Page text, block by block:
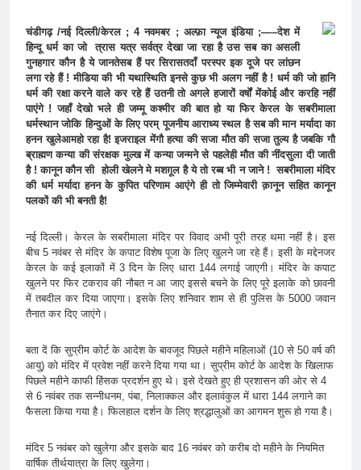
चंडीगढ़ /नई दिल्ली/केरल ; 4 नवमबर ; अल्फ़ा न्यूज इंडिया ;—–देश में
हिन्दू धर्म का जो त्रास यत्र सर्वत्र देखा जा रहा है उस सब का असली
गुनहगार कौन है ये जानतेसब हैं पर सिरासतदाँ परस्पर इक दूजे पर लांछन
लगा रहे हैं ! मीडिया की भी यथास्थिति इनसे कुछ भी अलग नहीं है ! धर्म की जो हानि
धर्म की रक्षा करने वाले कर रहे हैं उतनी तो अगले हजारों वर्षों मेंकोई और करहि नहीं
पाएंगे ! जहाँ देखो भले ही जम्मू कश्मीर की बात हो या फिर केरल के सबरीमाला
धर्मस्थान जोकि हिन्दुओं के लिए परम् पूजनीय आराध्य स्थल है सब की मान मर्यादा का
हनन खुलेआमहो रहा है! इजराइल मेंगौ हत्या की सजा मौत की सजा तुल्य है जबकि गौ
ब्राह्मण कन्या की संरक्षक मुल्ख में कन्या जन्मने से पहलेही मौत की नींदसुला दी जाती
है ! कानून कौन सी होली खेलने मे मशग़ूल है ये तो रब्ब भी न जाने ! सबरीमाला मंदिर
की धर्म मर्यादा हनन के कुपित परिणाम आएंगे ही तो जिम्मेवारी क़ानून सहित कानून
पलकों की भी बनती है!
नई दिल्ली। केरल के सबरीमाला मंदिर पर विवाद अभी पूरी तरह थमा नहीं है। इस
बीच 5 नवंबर से मंदिर के कपाट विशेष पूजा के लिए खुलने जा रहे हैं। इसी के मद्देनजर
केरल के कई इलाकों में 3 दिन के लिए धारा 144 लगाई जाएगी। मंदिर के कपाट
खुलने पर फिर टकराव की नौबत न आ जाए इससे बचने के लिए पूरे इलाके को छावनी
में तबदील कर दिया जाएगा। इसके लिए शनिवार शाम से ही पुलिस के 5000 जवान
तैनात कर दिए जाएंगे।
बता दें कि सुप्रीम कोर्ट के आदेश के बावजूद पिछले महीने महिलाओं (10 से 50 वर्ष की
आयु) को मंदिर में प्रवेश नहीं करने दिया गया था। सुप्रीम कोर्ट के आदेश के खिलाफ
पिछले महीने काफी हिंसक प्रदर्शन हुए थे। इसे देखते हुए ही प्रशासन की ओर से 4
से 6 नवंबर तक सन्नीधनम, पंबा, निलाक्कल और इलावंकुल में धारा 144 लगाने का
फैसला किया गया है। फिलहाल दर्शन के लिए श्रद्धालुओं का आगमन शुरू हो गया है।
मंदिर 5 नवंबर को खुलेगा और इसके बाद 16 नवंबर को करीब दो महीने के नियमित
वार्षिक तीर्थयात्रा के लिए खुलेगा।